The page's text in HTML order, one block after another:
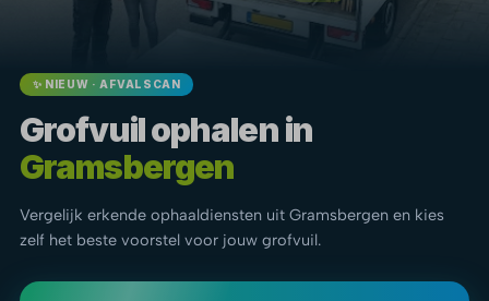
✨ NIEUW · AFVALSCAN
Grofvuil ophalen in
Gramsbergen
Vergelijk erkende ophaaldiensten uit Gramsbergen en kies
zelf het beste voorstel voor jouw grofvuil.